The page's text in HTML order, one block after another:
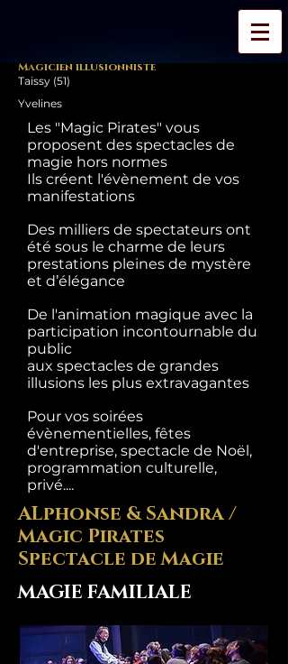
Magicien illusionniste
Taissy (51)
Yvelines
Les "Magic Pirates" vous
proposent des spectacles de
magie hors normes
Ils créent l'évènement de vos
manifestations
Des milliers de spectateurs ont
été sous le charme de leurs
prestations pleines de mystère
et d’élégance
De l'animation magique avec la
participation incontournable du
public
aux spectacles de grandes
illusions les plus extravagantes
Pour vos soirées
évènementielles, fêtes
d'entreprise, spectacle de Noël,
programmation culturelle,
privé....
ALphonse & Sandra /
Magic Pirates
Spectacle de Magie
MAGIE FAMILIALE